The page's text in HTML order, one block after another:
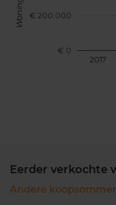
2017
€ 0
€ 200.000
Eerder verkochte
Andere